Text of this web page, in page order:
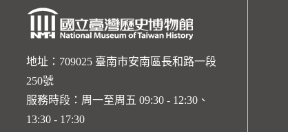
地址：709025 臺南市安南區長和路一段
250號
服務時段：周一至周五 09:30 - 12:30、
13:30 - 17:30